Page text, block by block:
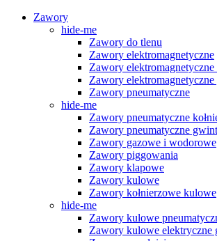
Zawory
hide-me
Zawory do tlenu
Zawory elektromagnetyczne
Zawory elektromagnetyczne
Zawory
Zawory pneumatyczne
hide-me
Zawory pneumatyczne
Zawory pneumatyczne
Zawory gazowe i wodorowe
Zawory piggowania
Zawory klapowe
Zawory kulowe
Zawory kołnierzowe kulowe
hide-me
Zawory kulowe
Zawory kulowe elektryczne